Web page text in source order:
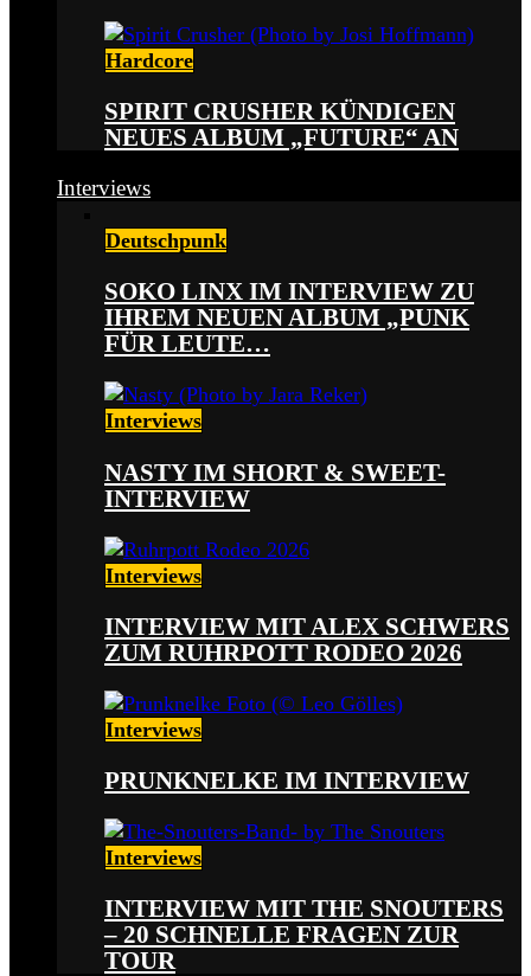
Hardcore
SPIRIT CRUSHER KÜNDIGEN
NEUES ALBUM „FUTURE“ AN
Interviews
Deutschpunk
SOKO LINX IM INTERVIEW ZU
IHREM NEUEN ALBUM „PUNK
FÜR LEUTE…
Interviews
NASTY IM SHORT & SWEET-
INTERVIEW
Interviews
INTERVIEW MIT ALEX SCHWERS
ZUM RUHRPOTT RODEO 2026
Interviews
PRUNKNELKE IM INTERVIEW
Interviews
INTERVIEW MIT THE SNOUTERS
– 20 SCHNELLE FRAGEN ZUR
TOUR